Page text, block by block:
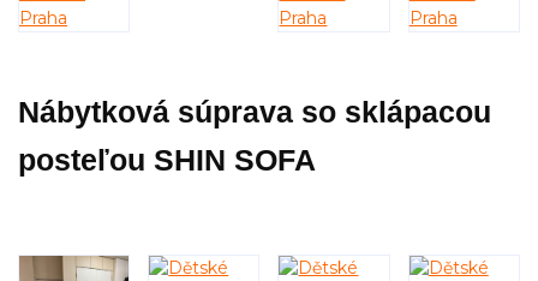
Nábytková súprava so sklápacou
posteľou SHIN SOFA